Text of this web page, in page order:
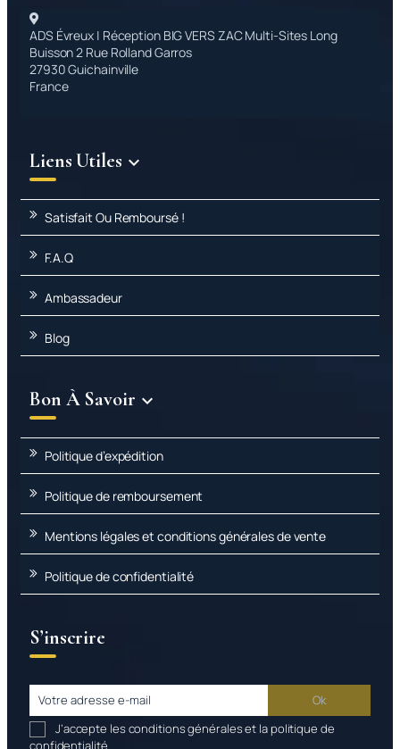
ADS Évreux | Réception BIG VERS ZAC Multi-Sites Long
Buisson 2 Rue Rolland Garros
27930 Guichainville
France
Liens Utiles 
Satisfait Ou Remboursé !
F.A.Q
Ambassadeur
Blog
Bon À Savoir 
Politique d’expédition
Politique de remboursement
Mentions légales et conditions générales de vente
Politique de confidentialité
S’inscrire
J’accepte les conditions générales et la politique de
confidentialité